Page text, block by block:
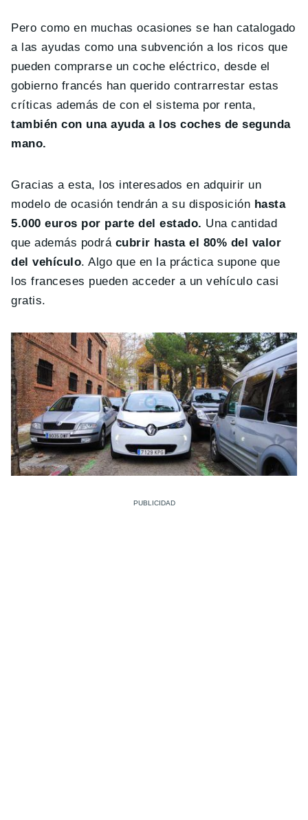
Pero como en muchas ocasiones se han catalogado
a las ayudas como una subvención a los ricos que
pueden comprarse un coche eléctrico, desde el
gobierno francés han querido contrarrestar estas
críticas además de con el sistema por renta,
también con una ayuda a los coches de segunda
mano.
Gracias a esta, los interesados en adquirir un
modelo de ocasión tendrán a su disposición hasta
5.000 euros por parte del estado. Una cantidad
que además podrá cubrir hasta el 80% del valor
del vehículo. Algo que en la práctica supone que
los franceses pueden acceder a un vehículo casi
gratis.